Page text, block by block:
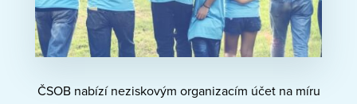
ČSOB nabízí neziskovým organizacím účet na míru